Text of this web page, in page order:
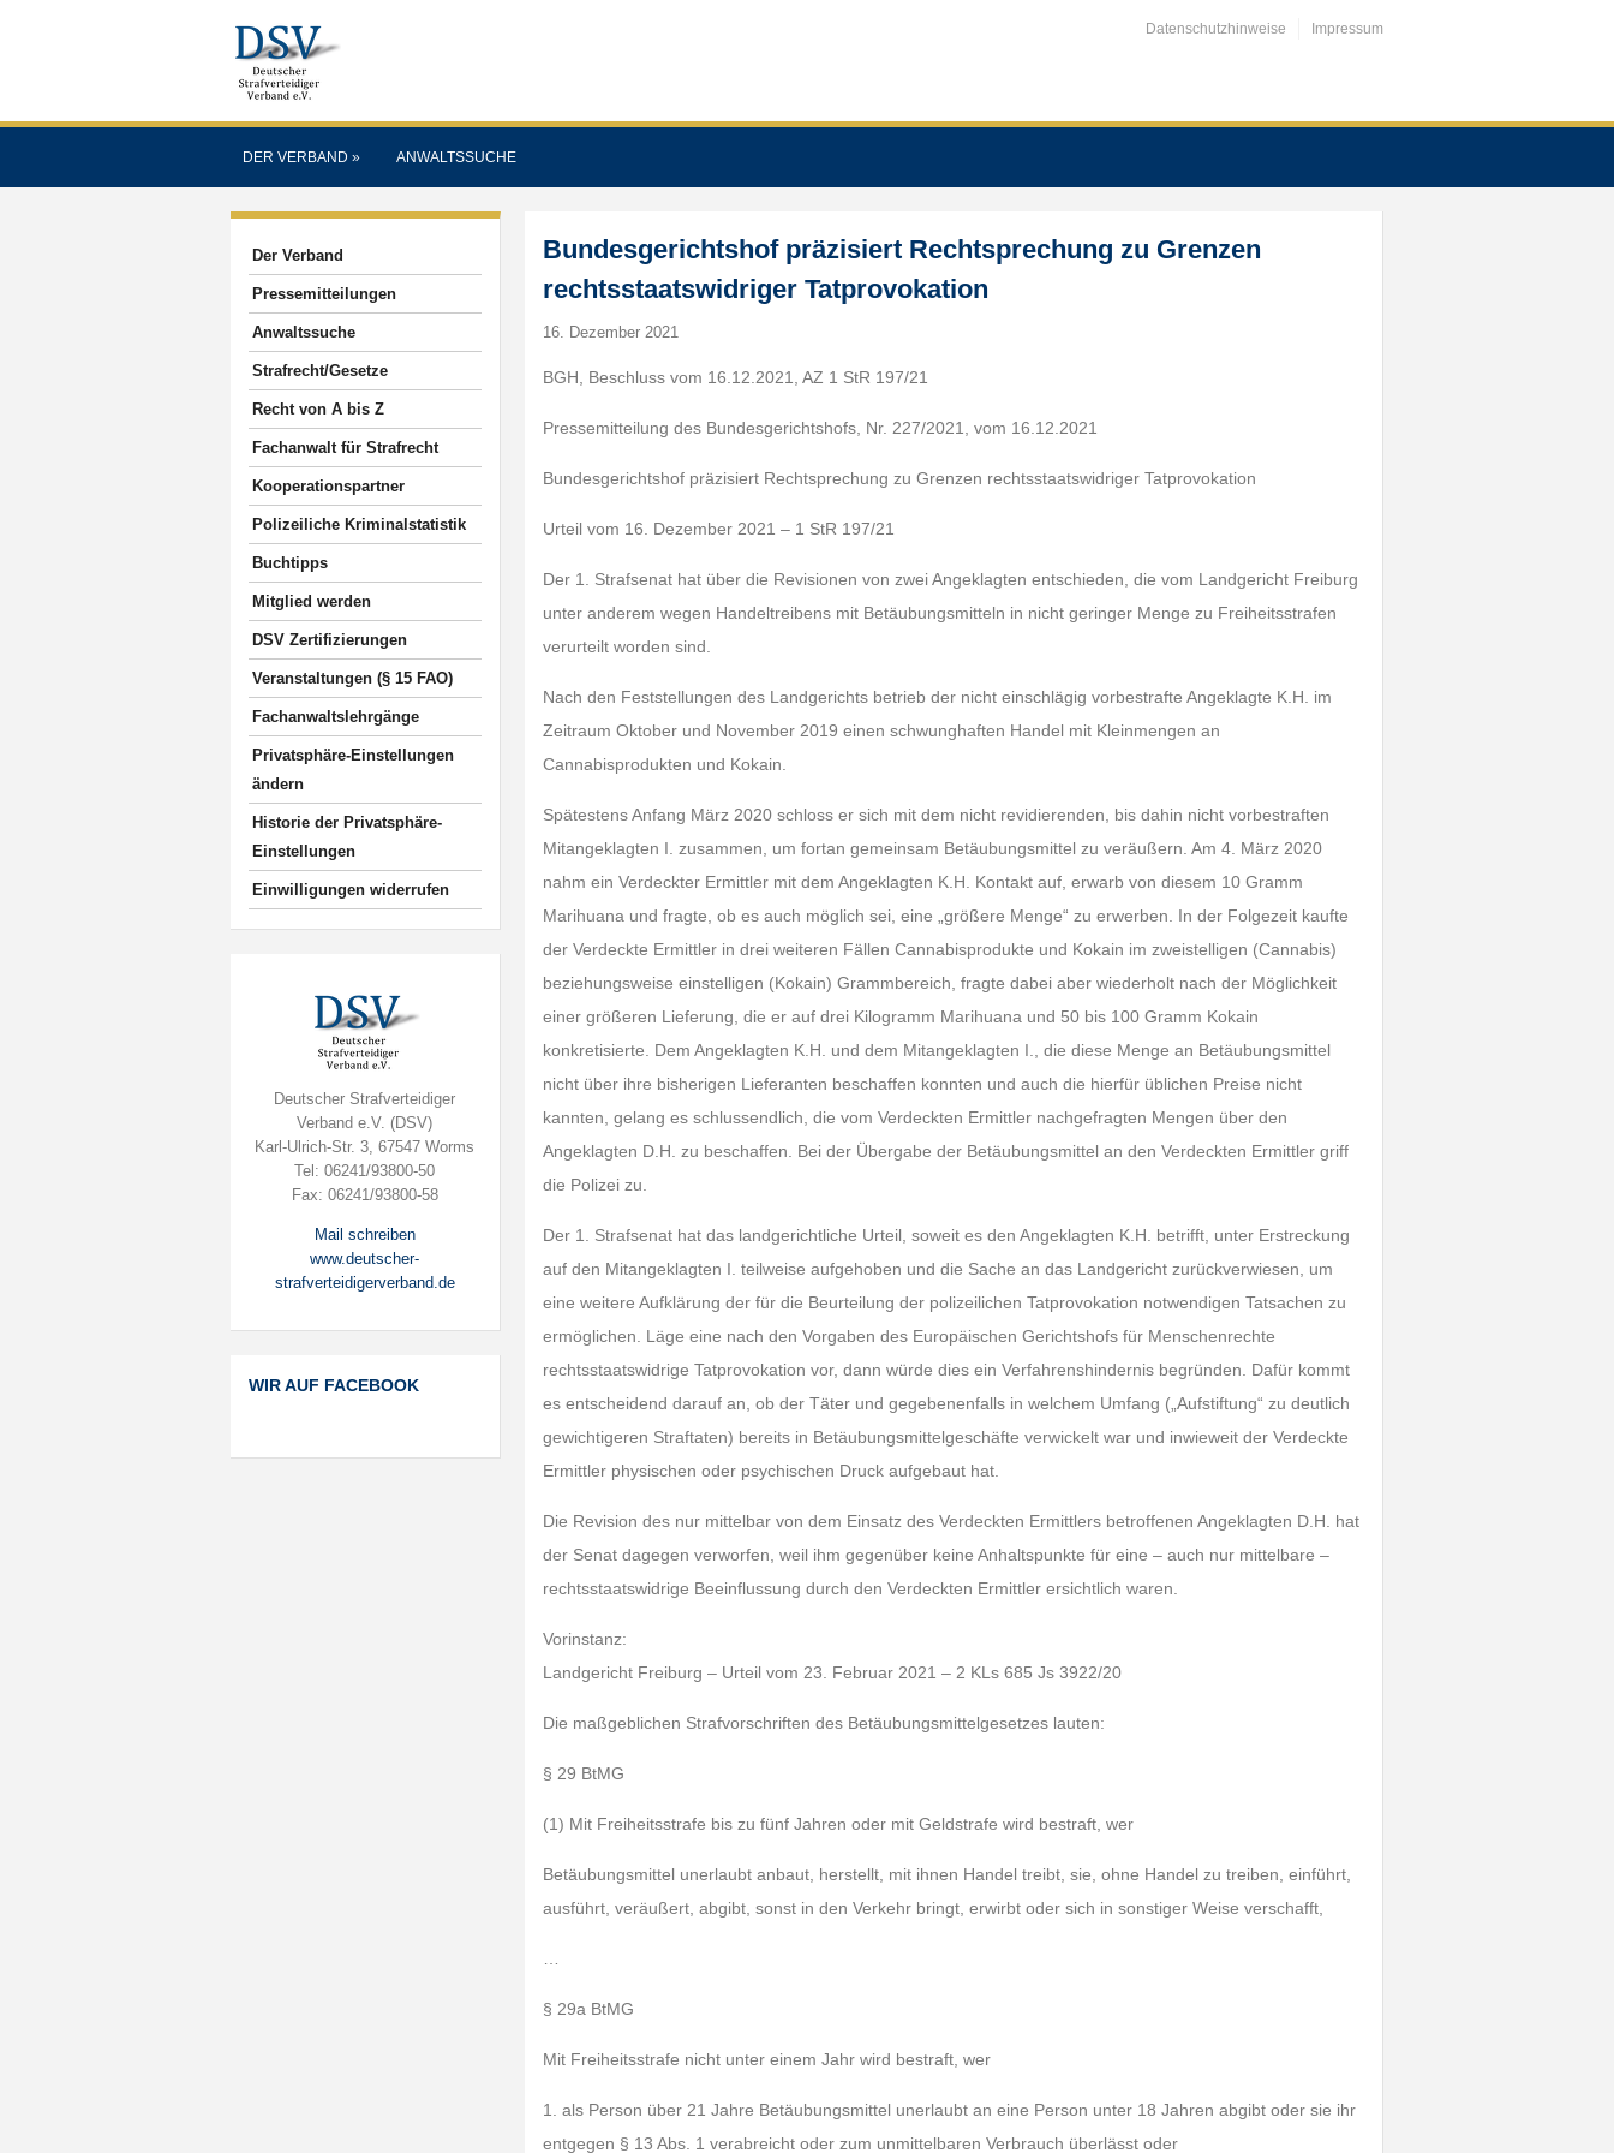
Datenschutzhinweise Impressum
DER VERBAND » ANWALTSSUCHE
Der Verband
Pressemitteilungen
Anwaltssuche
Strafrecht/Gesetze
Recht von A bis Z
Fachanwalt für Strafrecht
Kooperationspartner
Polizeiliche Kriminalstatistik
Buchtipps
Mitglied werden
DSV Zertifizierungen
Veranstaltungen (§ 15 FAO)
Fachanwaltslehrgänge
Privatsphäre-Einstellungen
ändern
Historie der Privatsphäre-
Einstellungen
Einwilligungen widerrufen
Deutscher Strafverteidiger
Verband e.V. (DSV)
Karl-Ulrich-Str. 3, 67547 Worms
Tel: 06241/93800-50
Fax: 06241/93800-58
Mail schreiben
www.deutscher-
strafverteidigerverband.de
WIR AUF FACEBOOK
Bundesgerichtshof präzisiert Rechtsprechung zu Grenzen
rechtsstaatswidriger Tatprovokation
16. Dezember 2021
BGH, Beschluss vom 16.12.2021, AZ 1 StR 197/21
Pressemitteilung des Bundesgerichtshofs, Nr. 227/2021, vom 16.12.2021
Bundesgerichtshof präzisiert Rechtsprechung zu Grenzen rechtsstaatswidriger Tatprovokation
Urteil vom 16. Dezember 2021 – 1 StR 197/21
Der 1. Strafsenat hat über die Revisionen von zwei Angeklagten entschieden, die vom Landgericht Freiburg
unter anderem wegen Handeltreibens mit Betäubungsmitteln in nicht geringer Menge zu Freiheitsstrafen
verurteilt worden sind.
Nach den Feststellungen des Landgerichts betrieb der nicht einschlägig vorbestrafte Angeklagte K.H. im
Zeitraum Oktober und November 2019 einen schwunghaften Handel mit Kleinmengen an
Cannabisprodukten und Kokain.
Spätestens Anfang März 2020 schloss er sich mit dem nicht revidierenden, bis dahin nicht vorbestraften
Mitangeklagten I. zusammen, um fortan gemeinsam Betäubungsmittel zu veräußern. Am 4. März 2020
nahm ein Verdeckter Ermittler mit dem Angeklagten K.H. Kontakt auf, erwarb von diesem 10 Gramm
Marihuana und fragte, ob es auch möglich sei, eine „größere Menge“ zu erwerben. In der Folgezeit kaufte
der Verdeckte Ermittler in drei weiteren Fällen Cannabisprodukte und Kokain im zweistelligen (Cannabis)
beziehungsweise einstelligen (Kokain) Grammbereich, fragte dabei aber wiederholt nach der Möglichkeit
einer größeren Lieferung, die er auf drei Kilogramm Marihuana und 50 bis 100 Gramm Kokain
konkretisierte. Dem Angeklagten K.H. und dem Mitangeklagten I., die diese Menge an Betäubungsmittel
nicht über ihre bisherigen Lieferanten beschaffen konnten und auch die hierfür üblichen Preise nicht
kannten, gelang es schlussendlich, die vom Verdeckten Ermittler nachgefragten Mengen über den
Angeklagten D.H. zu beschaffen. Bei der Übergabe der Betäubungsmittel an den Verdeckten Ermittler griff
die Polizei zu.
Der 1. Strafsenat hat das landgerichtliche Urteil, soweit es den Angeklagten K.H. betrifft, unter Erstreckung
auf den Mitangeklagten I. teilweise aufgehoben und die Sache an das Landgericht zurückverwiesen, um
eine weitere Aufklärung der für die Beurteilung der polizeilichen Tatprovokation notwendigen Tatsachen zu
ermöglichen. Läge eine nach den Vorgaben des Europäischen Gerichtshofs für Menschenrechte
rechtsstaatswidrige Tatprovokation vor, dann würde dies ein Verfahrenshindernis begründen. Dafür kommt
es entscheidend darauf an, ob der Täter und gegebenenfalls in welchem Umfang („Aufstiftung“ zu deutlich
gewichtigeren Straftaten) bereits in Betäubungsmittelgeschäfte verwickelt war und inwieweit der Verdeckte
Ermittler physischen oder psychischen Druck aufgebaut hat.
Die Revision des nur mittelbar von dem Einsatz des Verdeckten Ermittlers betroffenen Angeklagten D.H. hat
der Senat dagegen verworfen, weil ihm gegenüber keine Anhaltspunkte für eine – auch nur mittelbare –
rechtsstaatswidrige Beeinflussung durch den Verdeckten Ermittler ersichtlich waren.
Vorinstanz:
Landgericht Freiburg – Urteil vom 23. Februar 2021 – 2 KLs 685 Js 3922/20
Die maßgeblichen Strafvorschriften des Betäubungsmittelgesetzes lauten:
§ 29 BtMG
(1) Mit Freiheitsstrafe bis zu fünf Jahren oder mit Geldstrafe wird bestraft, wer
Betäubungsmittel unerlaubt anbaut, herstellt, mit ihnen Handel treibt, sie, ohne Handel zu treiben, einführt,
ausführt, veräußert, abgibt, sonst in den Verkehr bringt, erwirbt oder sich in sonstiger Weise verschafft,
§ 29a BtMG
Mit Freiheitsstrafe nicht unter einem Jahr wird bestraft, wer
1. als Person über 21 Jahre Betäubungsmittel unerlaubt an eine Person unter 18 Jahren abgibt oder sie ihr
entgegen § 13 Abs. 1 verabreicht oder zum unmittelbaren Verbrauch überlässt oder